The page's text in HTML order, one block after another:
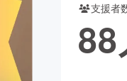
ビューティー・ヘルスケ
支援者
88